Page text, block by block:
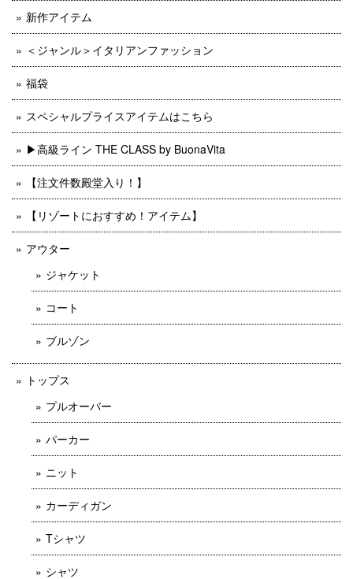
新作アイテム
＜ジャンル＞イタリアンファッション
福袋
スペシャルプライスアイテムはこちら
▶︎高級ライン THE CLASS by BuonaVita
【注文件数殿堂入り！】
【リゾートにおすすめ！アイテム】
アウター
ジャケット
コート
ブルゾン
トップス
プルオーバー
パーカー
ニット
カーディガン
Tシャツ
シャツ